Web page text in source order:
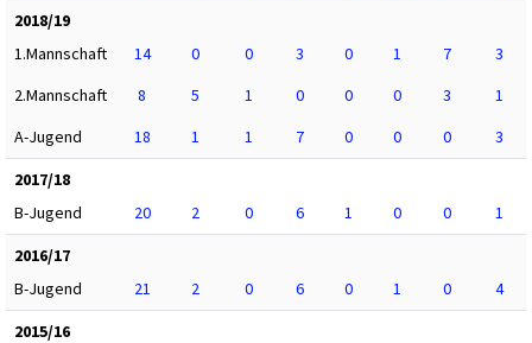
2018/19
1.Mannschaft
14 0 0 3 0 1 7
3
2.Mannschaft
8 5 1 0 0 0 3
1
A-Jugend
18 1 1 7 0 0 0
3
2017/18
B-Jugend
20 2 0 6 1 0 0
1
2016/17
B-Jugend
21 2 0 6 0 1 0
4
2015/16